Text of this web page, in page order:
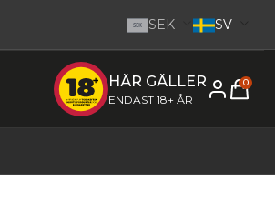
SEK SEK SV
Gå till startsidanHÄR GÄLLER
ENDAST 18+ ÅR
0